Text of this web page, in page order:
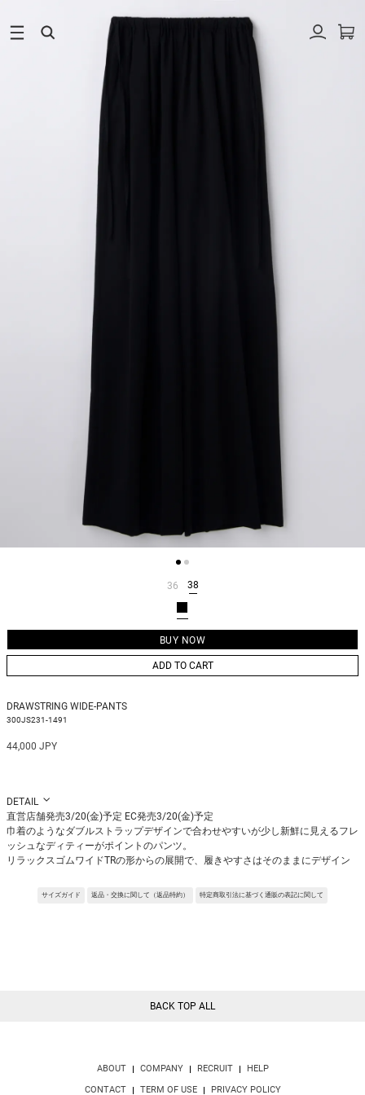
36 38
ADD TO CART
DRAWSTRING WIDE-PANTS
300JS231-1491
44,000 JPY
DETAIL
直営店舗発売3/20(金)予定 EC発売3/20(金)予定
巾着のようなダブルストラップデザインで合わせやすいが少し新鮮に見えるフレ
ッシュなディティーがポイントのパンツ。
リラックスゴムワイドTRの形からの展開で、履きやすさはそのままにデザイン
Fabric:タテヨコ2/72の平織りで、適度な打ち込みがあり、ドライな風合いが特
※屋外撮影の画像は、光の照射や角度により、実物と多少の差異が生じます。
サイズガイド 返品・交換に関して（返品特約） 特定商取引法に基づく通販の表記に関して
BACK TOP ALL
ABOUT COMPANY RECRUIT
HELP
CONTACT
TERM OF USE PRIVACY POLICY